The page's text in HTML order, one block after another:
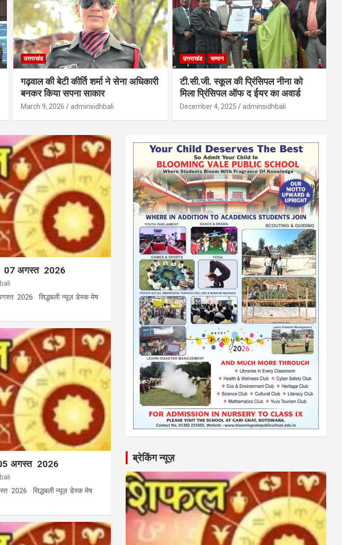
उत्तराखंड
गढ़वाल की बेटी कीर्ति शर्मा ने सेना अधिकारी
बनकर किया सपना साकार
March 9, 2026 adminsidhbali
उत्तराखंड सम्मान
टी.सी.जी. स्कूल की प्रिंसिपल नीना को
मिला प्रिंसिपल ऑफ द ईयर का अवार्ड
December 4, 2025 adminsidhbali
07 अगस्त 2026
2026 सिद्धबली न्यूज़ डेस्क मेष
अगस्त 2026
2026 सिद्धबली न्यूज़ डेस्क मेष
ब्रेकिंग न्यूज़